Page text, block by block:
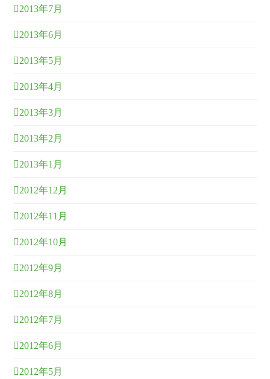
2013年7月
2013年6月
2013年5月
2013年4月
2013年3月
2013年2月
2013年1月
2012年12月
2012年11月
2012年10月
2012年9月
2012年8月
2012年7月
2012年6月
2012年5月